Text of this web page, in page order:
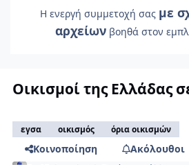
Η ενεργή συμμετοχή σας με
αρχείων βοηθά στον
Οικισμοί της Ελλάδας
εγσα οικισμός όρια οικισμών
Κοινοποίηση
Ακόλουθοι